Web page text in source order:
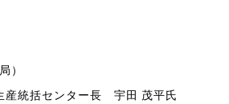
）
産統括センター長 宇田 茂平氏